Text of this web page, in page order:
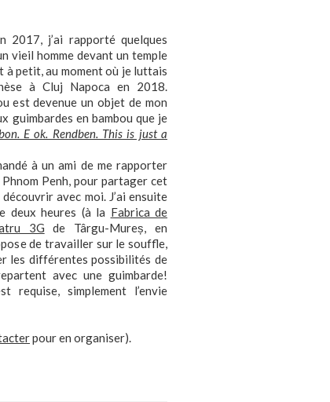
2017, j’ai rapporté quelques
vieil homme devant un temple
à petit, au moment où je luttais
à Cluj Napoca en 2018.
est devenue un objet de mon
guimbardes en bambou que je
bon. E ok. Rendben. This is just a
à un ami de me rapporter
Penh, pour partager cet
avec moi. J’ai ensuite
deux heures (à la Fabrica de
3G de Târgu-Mureș, en
de travailler sur le souffle,
les différentes possibilités de
avec une guimbarde!
requise, simplement l’envie
pour en organiser).